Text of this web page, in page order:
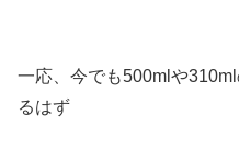
一応、今でも500mlや
るはず